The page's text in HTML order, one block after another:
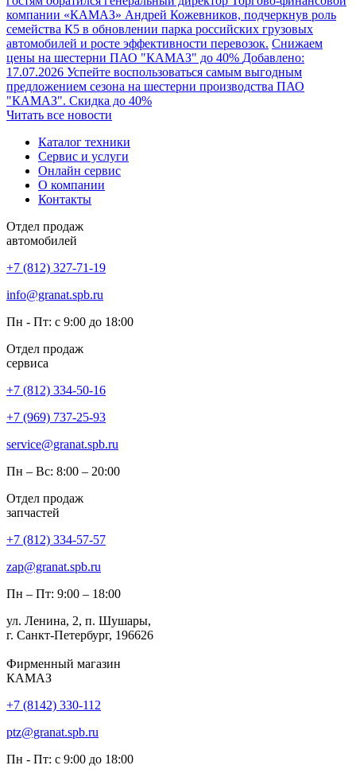
компании «КАМАЗ» Андрей Кожевников, подчеркнув роль
семейства К5 в обновлении парка российских грузовых
автомобилей и росте эффективности перевозок. Снижаем
цены на шестерни ПАО "КАМАЗ" до 40% Добавлено:
17.07.2026 Успейте воспользоваться самым выгодным
предложением сезона на шестерни производства ПАО
"КАМАЗ". Скидка до 40%
Читать все новости
Каталог техники
Сервис и услуги
Онлайн сервис
О компании
Контакты
Отдел продаж
автомобилей
+7 (812) 327-71-19
info@granat.spb.ru
Пн - Пт: с 9:00 до 18:00
Отдел продаж
сервиса
+7 (812) 334-50-16
+7 (969) 737-25-93
service@granat.spb.ru
Пн – Вс: 8:00 – 20:00
Отдел продаж
запчастей
+7 (812) 334-57-57
zap@granat.spb.ru
Пн – Пт: 9:00 – 18:00
ул. Ленина, 2, п. Шушары,
г. Санкт-Петербург, 196626
Фирменный магазин
КАМАЗ
+7 (8142) 330-112
ptz@granat.spb.ru
Пн - Пт: с 9:00 до 18:00